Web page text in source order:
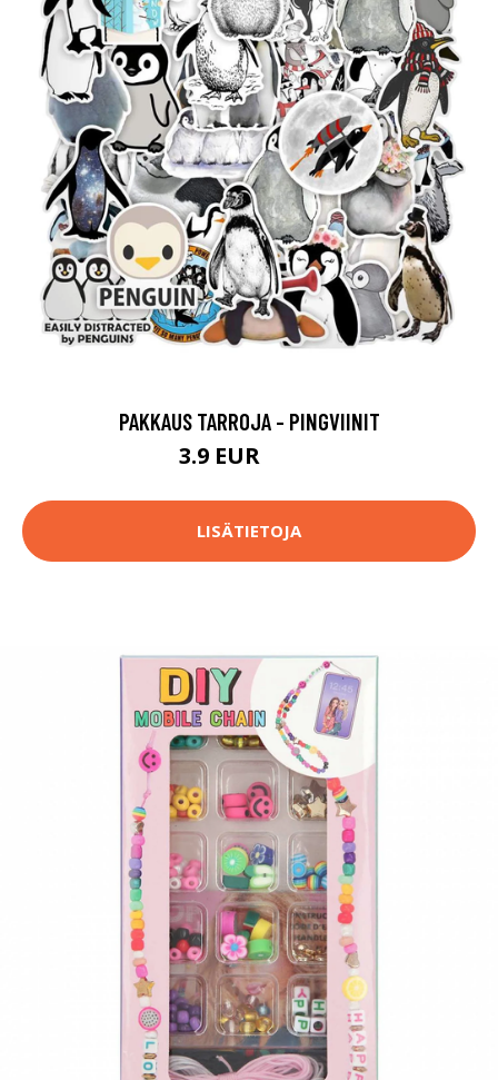
PAKKAUS TARROJA - PINGVIINIT
3.9 EUR
LISÄTIETOJA